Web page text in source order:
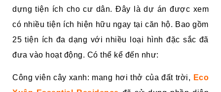
dựng tiện ích cho cư dân. Đây là dự án được xem
có nhiều tiện ích hiện hữu ngay tại căn hộ. Bao gồm
25 tiện ích đa dạng với nhiều loại hình đặc sắc đã
đưa vào hoạt động. Có thể kể đến như:
Công viên cây xanh: mang hơi thở của đất trời, Eco